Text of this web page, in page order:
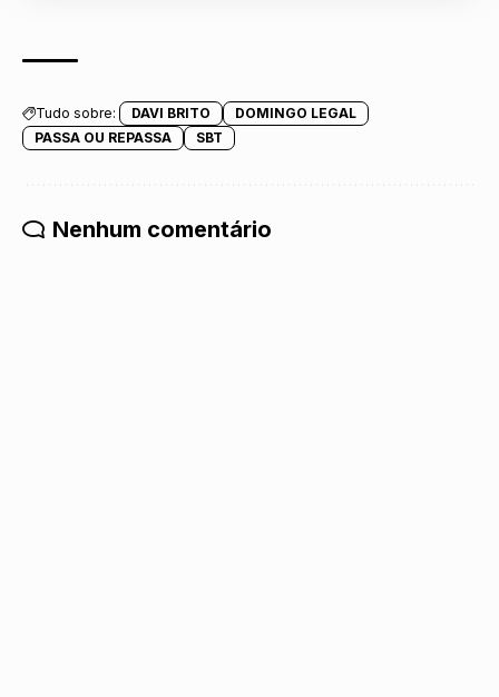
Tudo sobre: DAVI BRITO
DOMINGO LEGAL
PASSA OU REPASSA
SBT
Nenhum comentário